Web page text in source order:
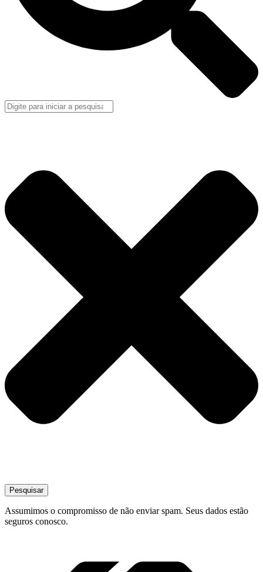
Pesquisar
Assumimos o compromisso de não enviar spam. Seus dados estão
seguros conosco.